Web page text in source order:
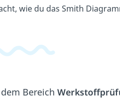
wie du das Smith
Bereich